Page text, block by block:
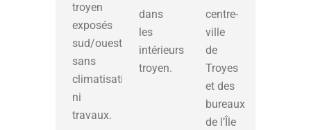
troyen
exposés
sud/ouest,
sans
climatisation
ni
travaux.
dans
les
intérieurs
troyen.
centre-
ville
de
Troyes
et des
bureaux
de l’Île